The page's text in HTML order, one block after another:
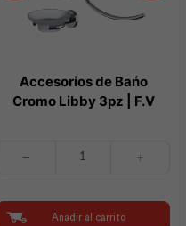
Accesorios de Bańo
Cromo Libby 3pz | F.V
Cromo
Libby
Añadir al carrito